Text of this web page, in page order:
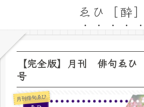
ゑひ［酔］
【完全版】月刊 俳句ゑひ
号
月刊俳句ゑひ